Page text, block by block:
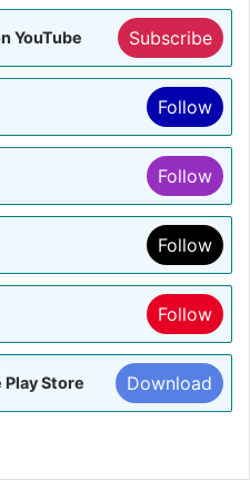
YouTube Subscribe
Follow
Follow
Follow
Follow
Store Download